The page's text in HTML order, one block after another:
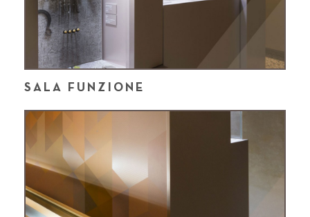
SALA FUNZIONE